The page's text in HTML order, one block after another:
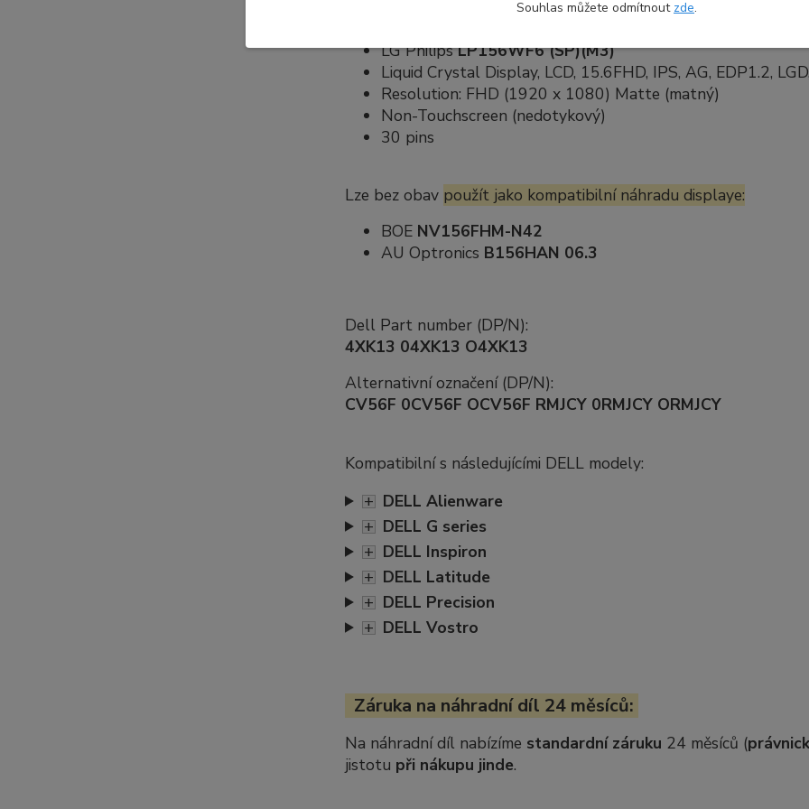
Specifikace náhradního dílu:
LG PhilipsLP156WF6 (SP)(M3)
Liquid Crystal Display, LCD, 15.6FHD, IPS, AG, EDP1.2,
Resolution: FHD (1920 x 1080) Matte (matný)
Non-Touchscreen (nedotykový)
30 pins
Lze bez obav použít jako kompatibilní náhradu displaye:
BOE NV156FHM-N42
AU Optronics B156HAN 06.3
Dell Part number (DP/N):
4XK13 04XK13 O4XK13
Alternativní označení (DP/N):
CV56F 0CV56F OCV56F RMJCY 0RMJCY ORMJCY
Kompatibilní s následujícími DELL modely:
+ DELL Alienware
+ DELL G series
+ DELL Inspiron
+ DELL Latitude
+ DELL Precision
+ DELL Vostro
Záruka na náhradní díl 24 měsíců:
Na náhradní díl nabízíme standardní záruku 24 měsíců (
jistotu při nákupu jinde.
Souhlas můžete odmítnout zde.